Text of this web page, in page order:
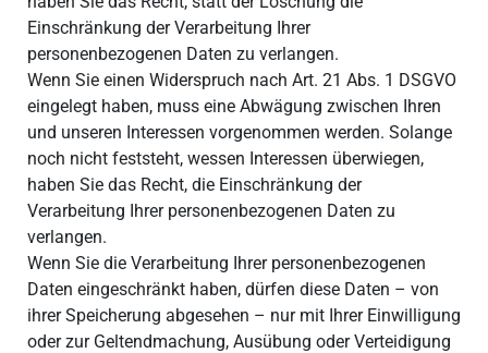
Einschränkung der Verarbeitung Ihrer
personenbezogenen Daten zu verlangen.
Wenn Sie einen Widerspruch nach Art. 21 Abs. 1 DSGVO
eingelegt haben, muss eine Abwägung zwischen Ihren
und unseren Interessen vorgenommen werden. Solange
noch nicht feststeht, wessen Interessen überwiegen,
haben Sie das Recht, die Einschränkung der
Verarbeitung Ihrer personenbezogenen Daten zu
verlangen.
Wenn Sie die Verarbeitung Ihrer personenbezogenen
Daten eingeschränkt haben, dürfen diese Daten – von
ihrer Speicherung abgesehen – nur mit Ihrer Einwilligung
oder zur Geltendmachung, Ausübung oder Verteidigung